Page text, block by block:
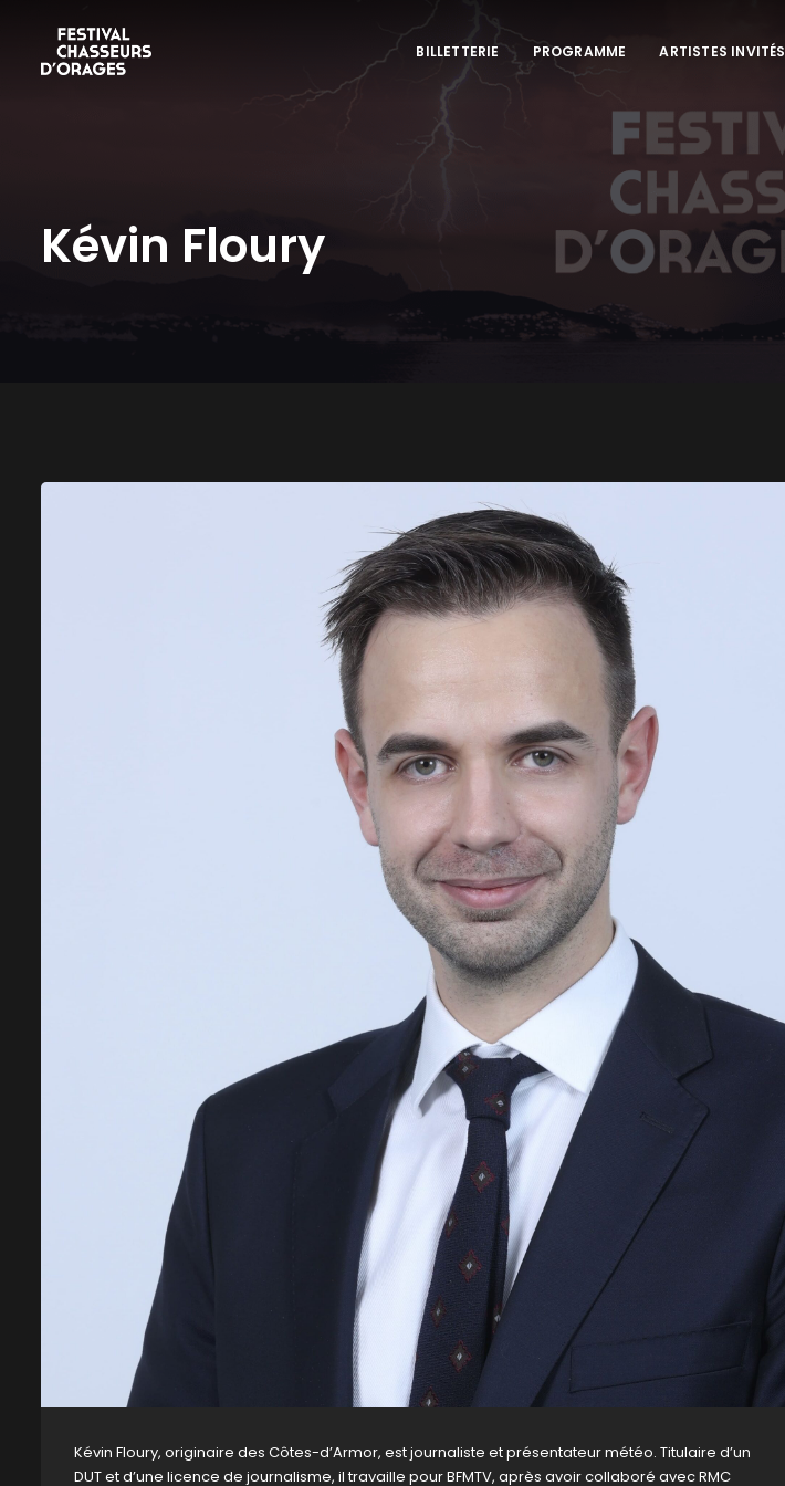
BILLETTERIE PROGRAMME ARTISTES INVITÉS
Kévin Floury
Kévin Floury, originaire des Côtes-d’Armor, est journaliste et présentateur météo. Titulaire d’un
DUT et d’une licence de journalisme, il travaille pour BFMTV, après avoir collaboré avec RMC